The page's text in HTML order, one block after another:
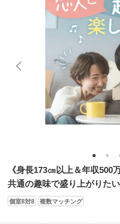
1 2
《身長173㎝以上＆年収500
共通の趣味で盛り上がりた
個室8対8 複数マッチング